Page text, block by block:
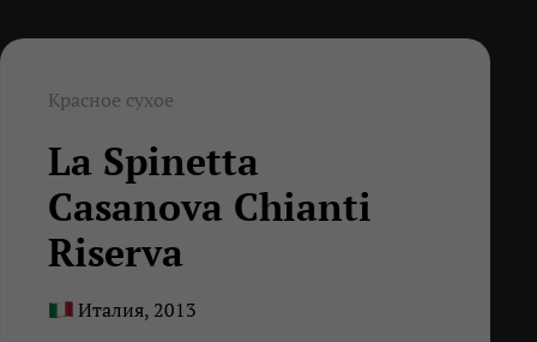
Красное сухое
La Spinetta
Casanova Chianti
Riserva
Италия, 2013